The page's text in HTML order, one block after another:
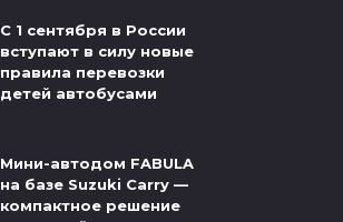
С 1 сентября в России
вступают в силу новые
правила перевозки
детей автобусами
Мини-автодом FABULA
на базе Suzuki Carry —
компактное решение